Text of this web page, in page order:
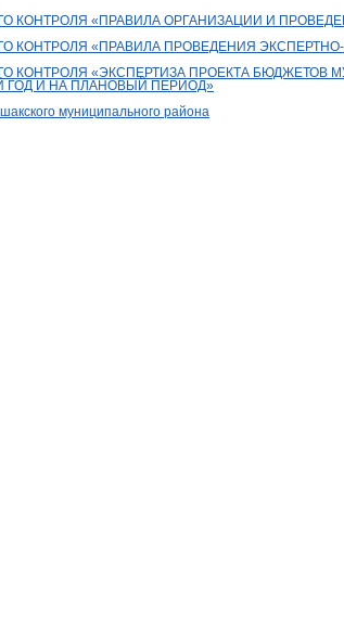
КОНТРОЛЯ «ПРАВИЛА ОРГАНИЗАЦИИ И
КОНТРОЛЯ «ПРАВИЛА ПРОВЕДЕНИЯ
КОНТРОЛЯ «ЭКСПЕРТИЗА ПРОЕКТА
ГОД И НА ПЛАНОВЫЙ ПЕРИОД»
муниципального района